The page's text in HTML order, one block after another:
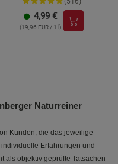
4,99 €
(19,96 EUR / 1 l)
Naturreiner
Kunden, die das jeweilige
Erfahrungen und
als objektiv geprüfte Tatsachen